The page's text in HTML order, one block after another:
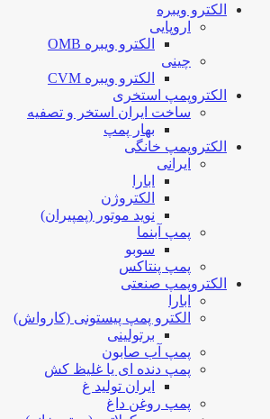
الکترو ویبره
اروپایی
الکترو ویبره OMB
چینی
الکترو ویبره CVM
الکتروپمپ استخری
ساخت ایران استخر و تصفیه
بهار پمپ
الکتروپمپ خانگی
ایرانی
ابارا
الکتروژن
نوید موتور (پمپیران)
پمپ آبنما
سوبو
پمپ پنتاکس
الکتروپمپ صنعتی
ابارا
الکترو پمپ پیستونی (کارواش)
برتولینی
پمپ آب صابون
پمپ دنده ای یا غلیظ کش
ایران تولید غ
پمپ روغن داغ